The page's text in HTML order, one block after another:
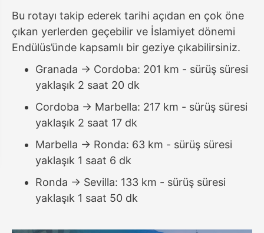
Bu rotayı takip ederek tarihi açıdan en çok öne
çıkan yerlerden geçebilir ve İslamiyet dönemi
Endülüs’ünde kapsamlı bir geziye çıkabilirsiniz.
Granada -> Cordoba: 201 km - sürüş süresi
yaklaşık 2 saat 20 dk
Cordoba -> Marbella: 217 km - sürüş süresi
yaklaşık 2 saat 17 dk
Marbella -> Ronda: 63 km - sürüş süresi
yaklaşık 1 saat 6 dk
Ronda -> Sevilla: 133 km - sürüş süresi
yaklaşık 1 saat 50 dk